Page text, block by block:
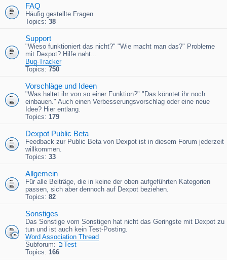
FAQ
Häufig gestellte Fragen
Topics: 38
Support
"Wieso funktioniert das nicht?" "Wie macht man das?" Probleme
mit Dexpot? Hilfe naht...
Bug-Tracker
Topics: 750
Vorschläge und Ideen
"Was haltet ihr von so einer Funktion?" "Das könntet ihr noch
einbauen." Auch einen Verbesserungsvorschlag oder eine neue
Idee? Hier entlang.
Topics: 179
Dexpot Public Beta
Feedback zur Public Beta von Dexpot ist in diesem Forum jederzeit
willkommen.
Topics: 33
Allgemein
Für alle Beiträge, die in keine der oben aufgeführten Kategorien
passen, sich aber dennoch auf Dexpot beziehen.
Topics: 82
Sonstiges
Das Sonstige vom Sonstigen hat nicht das Geringste mit Dexpot zu
tun und ist auch kein Test-Posting.
Word Association Thread
Subforum:
Test
Topics: 166